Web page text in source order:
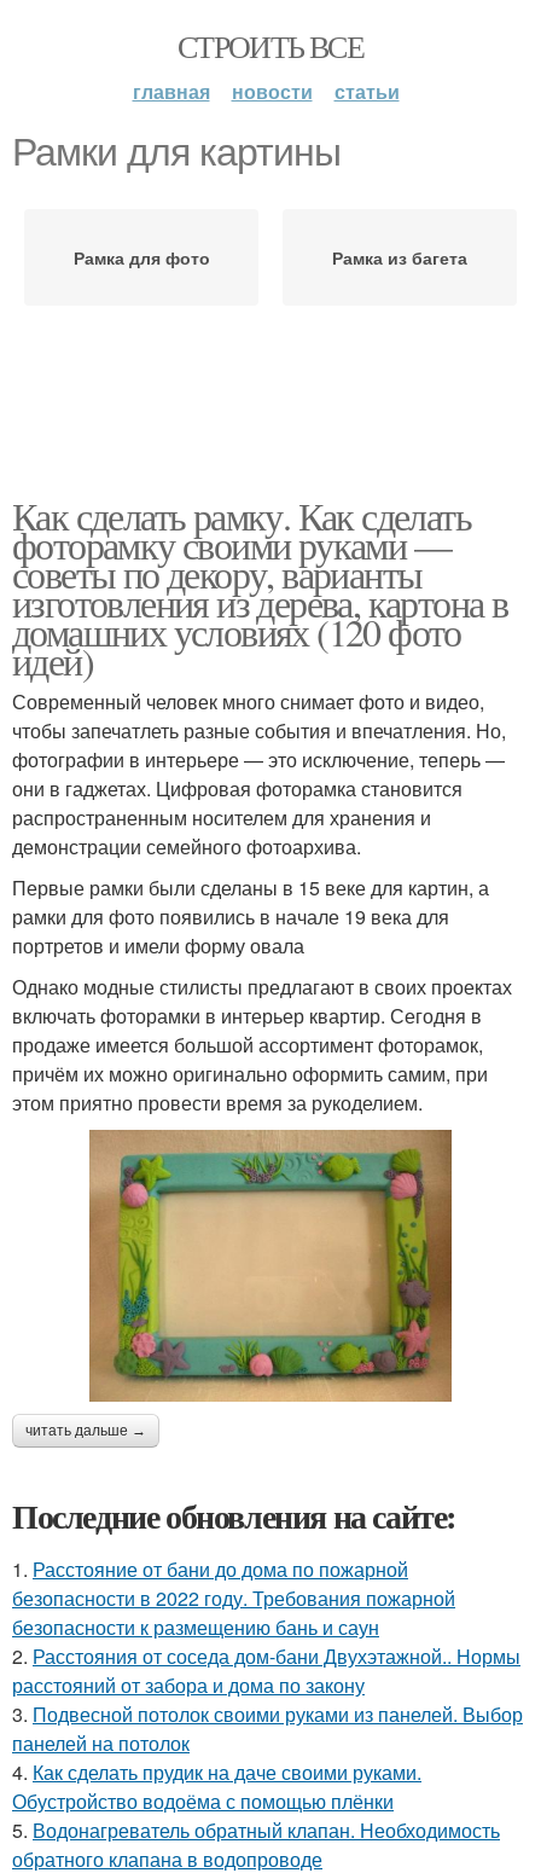
СТРОИТЬ ВСЕ
главная новости статьи
Рамки для картины
Рамка для фото Рамка из багета
Как сделать рамку. Как сделать
фоторамку своими руками —
советы по декору, варианты
изготовления из дерева, картона в
домашних условиях (120 фото
идей)
Современный человек много снимает фото и видео,
чтобы запечатлеть разные события и впечатления. Но,
фотографии в интерьере — это исключение, теперь —
они в гаджетах. Цифровая фоторамка становится
распространенным носителем для хранения и
демонстрации семейного фотоархива.
Первые рамки были сделаны в 15 веке для картин, а
рамки для фото появились в начале 19 века для
портретов и имели форму овала
Однако модные стилисты предлагают в своих проектах
включать фоторамки в интерьер квартир. Сегодня в
продаже имеется большой ассортимент фоторамок,
причём их можно оригинально оформить самим, при
этом приятно провести время за рукоделием.
читать дальше →
Последние обновления на сайте:
1. Расстояние от бани до дома по пожарной
безопасности в 2022 году. Требования пожарной
безопасности к размещению бань и саун
2. Расстояния от соседа дом-бани Двухэтажной.. Нормы
расстояний от забора и дома по закону
3. Подвесной потолок своими руками из панелей. Выбор
панелей на потолок
4. Как сделать прудик на даче своими руками.
Обустройство водоёма с помощью плёнки
5. Водонагреватель обратный клапан. Необходимость
обратного клапана в водопроводе